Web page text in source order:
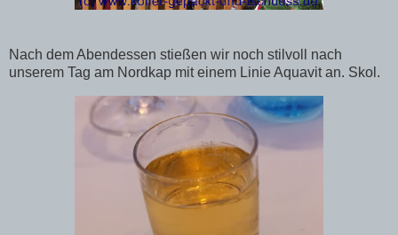
Nach dem Abendessen stießen wir noch stilvoll nach
unserem Tag am Nordkap mit einem Linie Aquavit an. Skol.